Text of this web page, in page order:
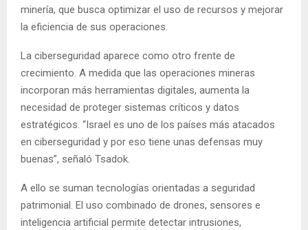
minería, que busca optimizar el uso de recursos y mejorar
la eficiencia de sus operaciones.
La ciberseguridad aparece como otro frente de
crecimiento. A medida que las operaciones mineras
incorporan más herramientas digitales, aumenta la
necesidad de proteger sistemas críticos y datos
estratégicos. “Israel es uno de los países más atacados
en ciberseguridad y por eso tiene unas defensas muy
buenas”, señaló Tsadok.
A ello se suman tecnologías orientadas a seguridad
patrimonial. El uso combinado de drones, sensores e
inteligencia artificial permite detectar intrusiones,